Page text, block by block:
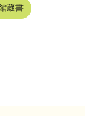
蔵書